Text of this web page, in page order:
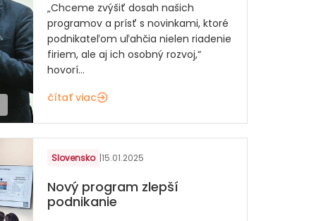
„Chceme zvýšiť dosah našich
programov a prísť s novinkami, ktoré
podnikateľom uľahčia nielen riadenie
firiem, ale aj ich osobný rozvoj,“
hovorí...
čítať viac
Slovensko |15.01.2025
Nový program zlepší
podnikanie